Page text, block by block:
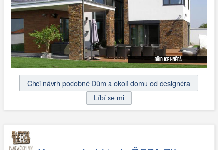
Chci návrh podobné Dům a okolí domu od designéra